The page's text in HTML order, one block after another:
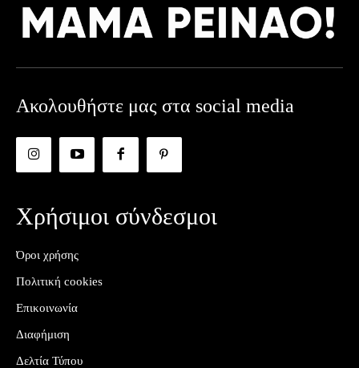
Ακολουθήστε μας στα social media
Χρήσιμοι σύνδεσμοι
Όροι χρήσης
Πολιτική cookies
Επικοινωνία
Διαφήμιση
Δελτία Τύπου